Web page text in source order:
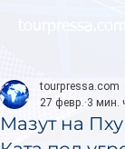
Мазут на
tourpressa.com
27 февр. 3 мин.